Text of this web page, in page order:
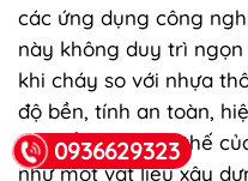
các ứng dụng công
này không duy trì
khi cháy so với nhựa
độ bền, tính an toàn,
đã khẳng định vị thế
như một vật liệu xây
0936629323